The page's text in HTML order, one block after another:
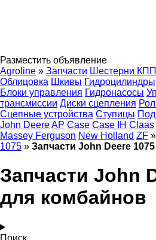
Разместить объявление
Agroline » Запчасти Шестерни КПП
Облицовка Шкивы Гидроцилиндры
Блоки управления Гидронасосы
трансмиссии Диски сцепления
Сцепные устройства Ступицы
John DeereAP Case Case IH Claas
Massey Ferguson New Holland ZF »
1075 » Запчасти John Deere
Запчасти John
для комбайнов
Поиск